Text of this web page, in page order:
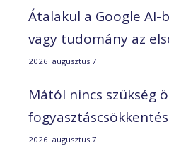
Átalakul a Google
vagy tudomány az
2026. augusztus 7.
Mától nincs szükség
2026. augusztus 7.